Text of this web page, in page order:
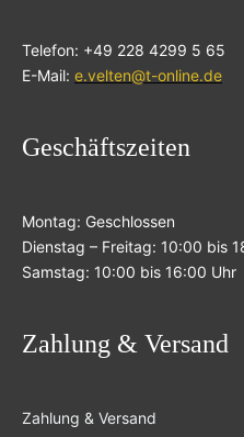
Telefon: +49 228 4299 5 65
E-Mail: e.velten@t-online.de
Geschäftszeiten
Montag: Geschlossen
Dienstag – Freitag: 10:00 bis
Samstag: 10:00 bis 16:00 Uhr
Zahlung & Versand
Zahlung & Versand